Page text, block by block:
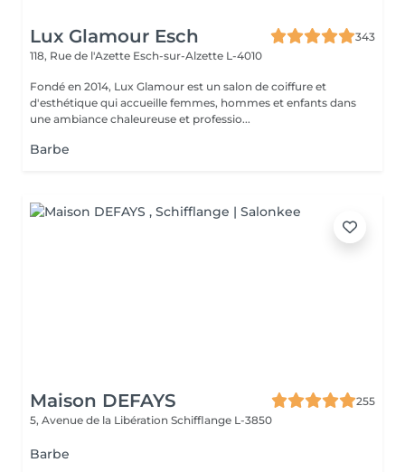
Lux Glamour Esch
343
118, Rue de l'Azette Esch-sur-Alzette L-4010
Fondé en 2014, Lux Glamour est un salon de coiffure et
d'esthétique qui accueille femmes, hommes et enfants dans
une ambiance chaleureuse et professio...
Barbe
Maison DEFAYS
255
5, Avenue de la Libération Schifflange L-3850
Barbe